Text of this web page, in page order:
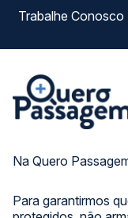
Na Quero
Para garantirmos
Trabalhe Conosco